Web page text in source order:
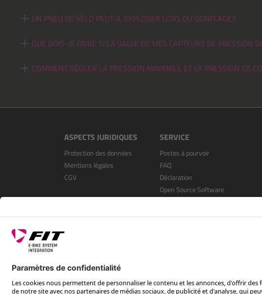
UN PNEU DE VÉLO PEUT-IL EXPLOSER LORS DU GONFLAGE?
QUE DOIS-JE FAIRE SI LA VALVE DE MES CAPTEURS DE PRESSION
COMMENT RÉGLER LA PRESSION MINIMALE ET LA PRESSION DE
ASPECTS JURIDIQUES
Protection des données
Mentions légales
CGV
SERVICE
Postes à pourvoir
FAQ
Déclaration
Open Source Software